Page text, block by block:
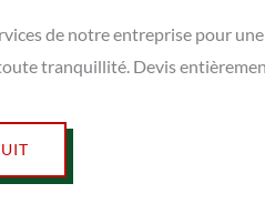
de notre entreprise pour
tranquillité. Devis